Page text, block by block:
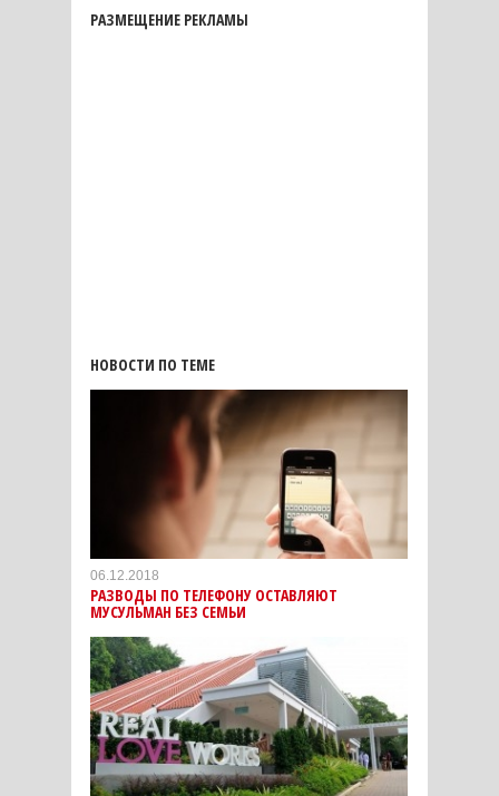
РАЗМЕЩЕНИЕ РЕКЛАМЫ
НОВОСТИ ПО ТЕМЕ
06.12.2018
РАЗВОДЫ ПО ТЕЛЕФОНУ ОСТАВЛЯЮТ
МУСУЛЬМАН БЕЗ СЕМЬИ